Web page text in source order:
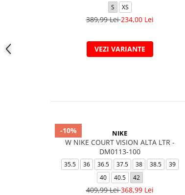
S XS
389,99 Lei234,00 Lei
VEZI VARIANTE
-10% NIKE
W NIKE COURT VISION ALTA LTR -
DM0113-100
35.5 36 36.5 37.5 38 38.5
39
40
40.5 42
409,99 Lei368,99 Lei